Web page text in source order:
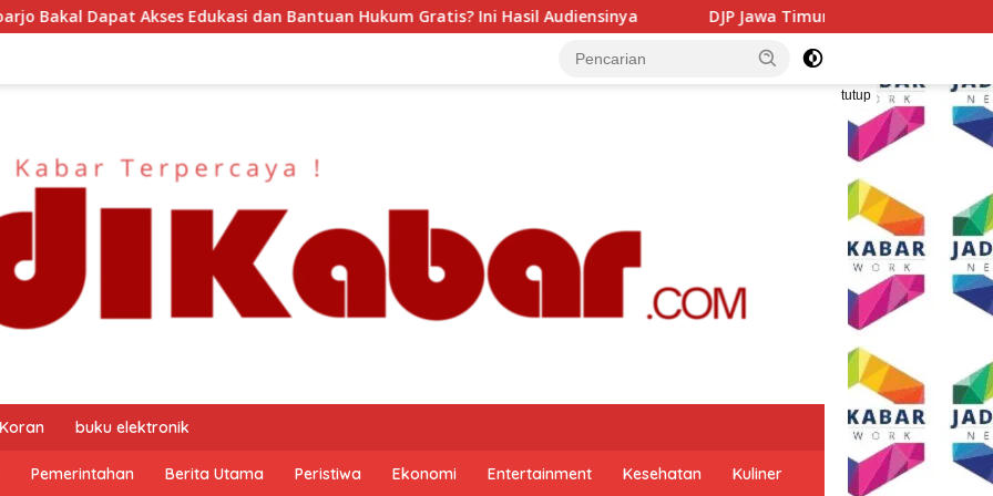
dan Bantuan Hukum Gratis? Ini Hasil Audiensinya DJP Jawa Timur Gandeng GP Ansor Tingkatkan Literasi Pajak
tutup
buku elektronik
Pemerintahan Berita Utama Peristiwa Ekonomi Entertainment Kesehatan Kuliner